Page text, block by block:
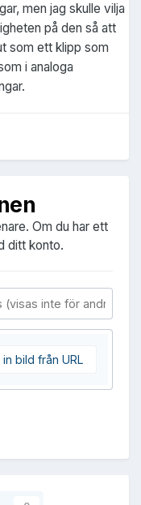
men jag skulle vilja
på den så att
som ett klipp som
i analoga
Om du har ett
ditt konto.
bild från URL